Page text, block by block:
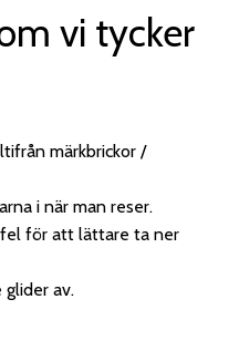
vi tycker
märkbrickor /
i när man reser.
för att lättare ta ner
av.